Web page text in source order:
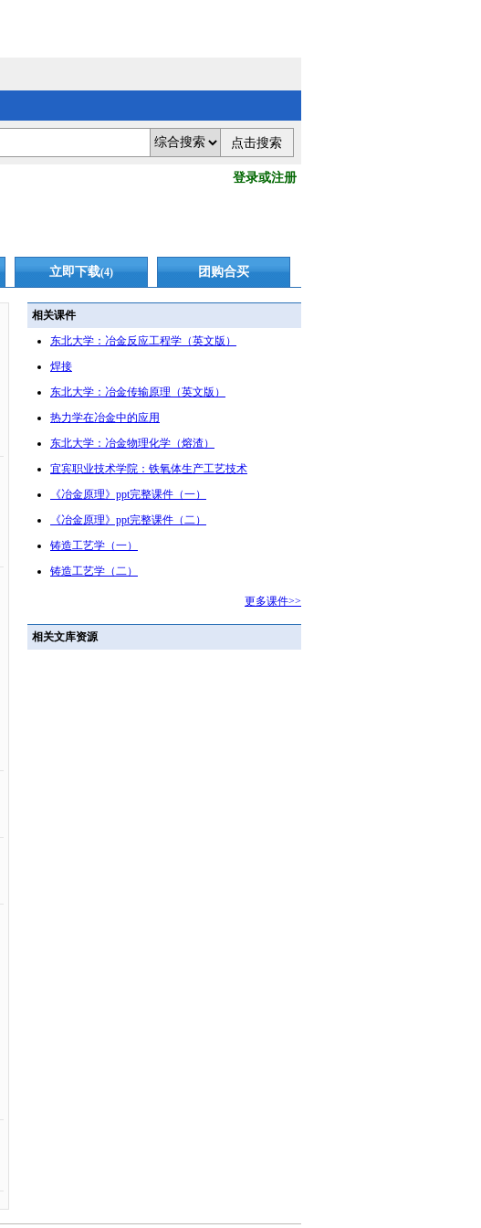
登录或注册
立即下载(4) 团购合买
相关课件
东北大学：冶金反应工程学（英文版）
焊接
东北大学：冶金传输原理（英文版）
热力学在冶金中的应用
东北大学：冶金物理化学（熔渣）
宜宾职业技术学院：铁氧体生产工艺技术
《冶金原理》ppt完整课件（一）
《冶金原理》ppt完整课件（二）
铸造工艺学（一）
铸造工艺学（二）
更多课件>>
相关文库资源